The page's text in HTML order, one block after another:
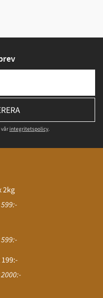
integritetspolicy.
2kg